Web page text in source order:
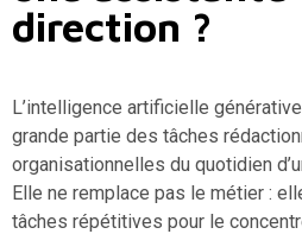
direction ?
L’intelligence artificielle
grande partie des tâches
organisationnelles du quotidien
Elle ne remplace pas le métier :
tâches répétitives pour le